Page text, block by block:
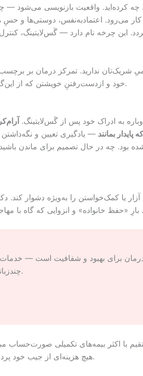
کرده‌اید. واقعیت بازنویسی می‌شود —
کار می‌رود. اعتمادبه‌نفس، دوستی‌ها و
شریک‌تان ندارید. تمرکز درمان بر
خود و از‌دست‌رفتنِ خویشتن که از این‌گونه رفتارشدن پدید می‌آید — و بر کمک به بازیافتنِ شفافیت، مرزها و جای پای شما.
به ادراک خود پس از گَس‌لایتینگ.
پایدار بمانند — یادگیری تعیین و
بود. چه در حال تصمیم برای ماندن
آزار یا کمک‌خواستن را به‌ویژه دشوار
برای بهبود و شفافیت است —
. شما سزاوار ایمن‌بودن هستید.
با اکثر بیمه‌های تکمیلی صورت‌حساب
هیچ هزینه‌ای از جیب خود پرداخت نمی‌کنند. کافی است بپرسید تا پیش از رزرو، پوشش بیمهٔ شما را بررسی کنیم.